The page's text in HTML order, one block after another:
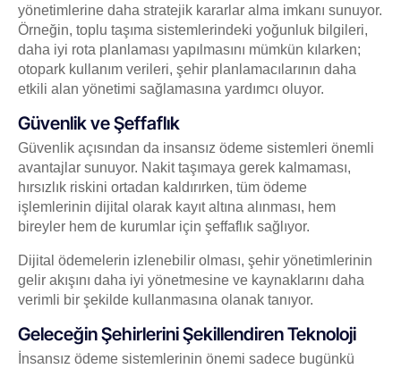
yönetimlerine daha stratejik kararlar alma imkanı sunuyor.
Örneğin, toplu taşıma sistemlerindeki yoğunluk bilgileri,
daha iyi rota planlaması yapılmasını mümkün kılarken;
otopark kullanım verileri, şehir planlamacılarının daha
etkili alan yönetimi sağlamasına yardımcı oluyor.
Güvenlik ve Şeffaflık
Güvenlik açısından da insansız ödeme sistemleri önemli
avantajlar sunuyor. Nakit taşımaya gerek kalmaması,
hırsızlık riskini ortadan kaldırırken, tüm ödeme
işlemlerinin dijital olarak kayıt altına alınması, hem
bireyler hem de kurumlar için şeffaflık sağlıyor.
Dijital ödemelerin izlenebilir olması, şehir yönetimlerinin
gelir akışını daha iyi yönetmesine ve kaynaklarını daha
verimli bir şekilde kullanmasına olanak tanıyor.
Geleceğin Şehirlerini Şekillendiren Teknoloji
İnsansız ödeme sistemlerinin önemi sadece bugünkü